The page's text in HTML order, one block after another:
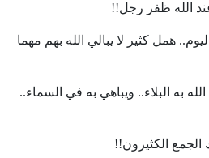
الله ظفر رجل!!
همل كثير لا يبالي الله بهم مهما
به البلاء.. ويباهي به في السماء..
الجمع الكثيرون!!